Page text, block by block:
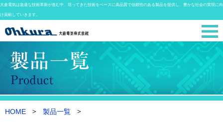
大倉電気は急速な技術革新が進む中、培ってきた技術をベースに高品質で信頼性のある製品を提供し、豊かな社会の実現に向
け貢献していきます。
HOME 製品一覧